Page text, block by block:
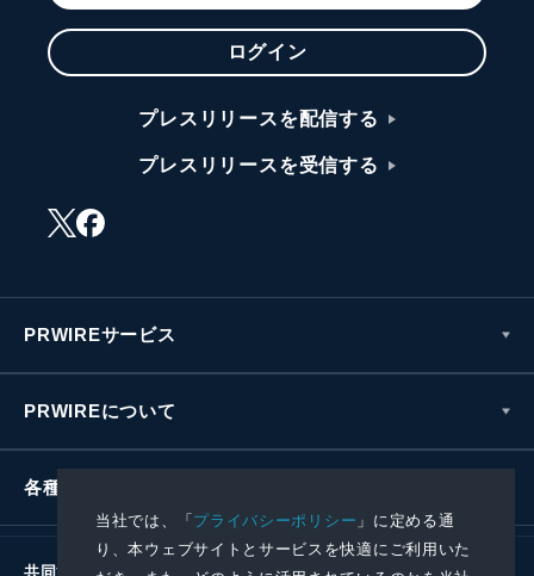
当社では、「プライバシーポリシー 」に定める通
り、本ウェブサイトとサービスを快適にご利用いた
ログイン
プレスリリースを配信する
プレスリリースを受信する
PRWIREサービス
PRWIREについて
各種お問い合わせ
共同通信社グループ